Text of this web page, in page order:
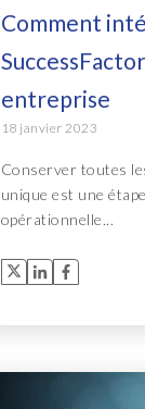
Comment
entreprise
18 janvier 2023
Conserver toutes
unique est une
opérationnelle...